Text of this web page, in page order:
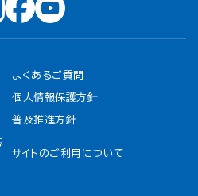
よくあるご質問
個人情報保護方針
普及推進方針
サイトのご利用について